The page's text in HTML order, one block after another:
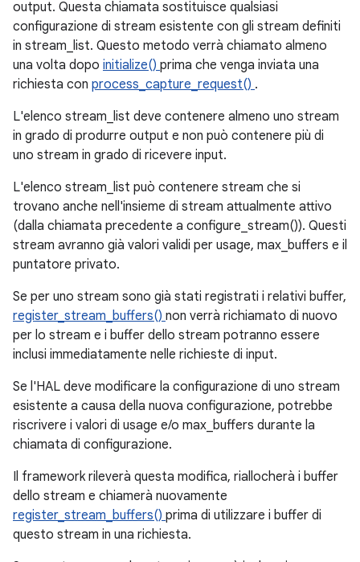
output. Questa chiamata sostituisce qualsiasi
configurazione di stream esistente con gli stream definiti
in stream_list. Questo metodo verrà chiamato almeno
una volta dopo initialize() prima che venga inviata una
richiesta con process_capture_request() .
L'elenco stream_list deve contenere almeno uno stream
in grado di produrre output e non può contenere più di
uno stream in grado di ricevere input.
L'elenco stream_list può contenere stream che si
trovano anche nell'insieme di stream attualmente attivo
(dalla chiamata precedente a configure_stream()). Questi
stream avranno già valori validi per usage, max_buffers e il
puntatore privato.
Se per uno stream sono già stati registrati i relativi buffer,
register_stream_buffers() non verrà richiamato di nuovo
per lo stream e i buffer dello stream potranno essere
inclusi immediatamente nelle richieste di input.
Se l'HAL deve modificare la configurazione di uno stream
esistente a causa della nuova configurazione, potrebbe
riscrivere i valori di usage e/o max_buffers durante la
chiamata di configurazione.
Il framework rileverà questa modifica, riallocherà i buffer
dello stream e chiamerà nuovamente
register_stream_buffers() prima di utilizzare i buffer di
questo stream in una richiesta.